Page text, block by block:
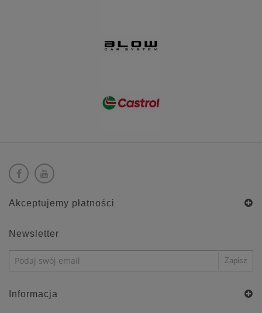
Akceptujemy płatności
Newsletter
Informacja